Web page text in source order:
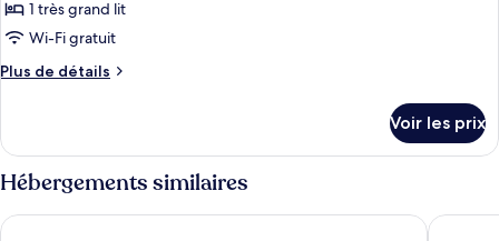
de
chambre :
Suite
1 très grand lit
Wi-Fi gratuit
Plus de détails
Plus
le
type
de
chambre
Suite
Voir les prix
Hébergements similaires
Hotel Zeltinger Hof Hotel